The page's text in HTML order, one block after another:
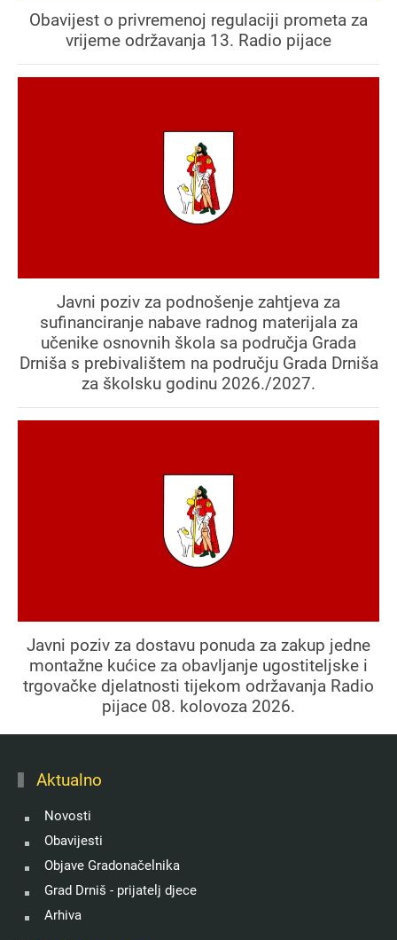
Obavijest o privremenoj regulaciji prometa za
vrijeme održavanja 13. Radio pijace
Javni poziv za podnošenje zahtjeva za
sufinanciranje nabave radnog materijala za
učenike osnovnih škola sa područja Grada
Drniša s prebivalištem na području Grada Drniša
za školsku godinu 2026./2027.
Javni poziv za dostavu ponuda za zakup jedne
montažne kućice za obavljanje ugostiteljske i
trgovačke djelatnosti tijekom održavanja Radio
pijace 08. kolovoza 2026.
Aktualno
Novosti
Obavijesti
Objave Gradonačelnika
Grad Drniš - prijatelj djece
Arhiva